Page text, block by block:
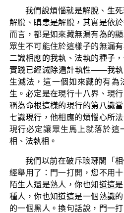
我們說煩惱就是解脫、生
解脫、瞋恚是解脫，其實是依
而言，都是如來藏無漏有為的
眾生不可能住於這樣子的無漏
二識相應的我執、法執的種子
實踐已經滅除遍計執性——我
生滅法，這一個如來藏的有為
生。必定是在現行十八界、現
稱為命根這樣的現行的第八識
七識現行，他相應的煩惱心所
現行必定讓眾生馬上就落於這
相、法執相。
我們以前在破斥琅琊閣「
經舉用了：門一打開，您不用
陌生人還是熟人，你也知道這
種人，你也知道這是一個熟識
的一個黑人。換句話說，門一